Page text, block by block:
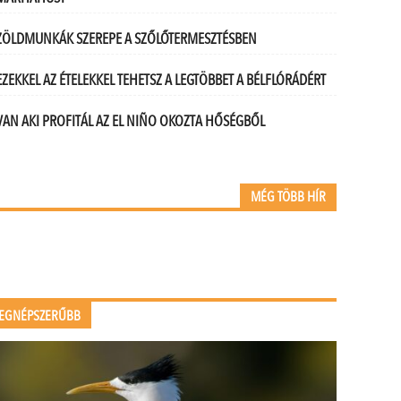
SZEREPE A SZŐLŐTERMESZTÉSBEN
AZ ÉTELEKKEL TEHETSZ A LEGTÖBBET A BÉLFLÓRÁDÉRT
AKI PROFITÁL AZ EL NIÑO OKOZTA HŐSÉGBŐL
MÉG TÖBB HÍR